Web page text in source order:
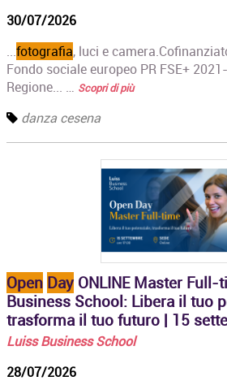
30/07/2026
...fotografia, luci e
Fondo sociale europeo PR FSE+
Regione... … Scopri di più
danza cesena
Open Day ONLINE Master Full-
Business School: Libera il tuo
trasforma il tuo futuro | 15
Luiss Business School
28/07/2026